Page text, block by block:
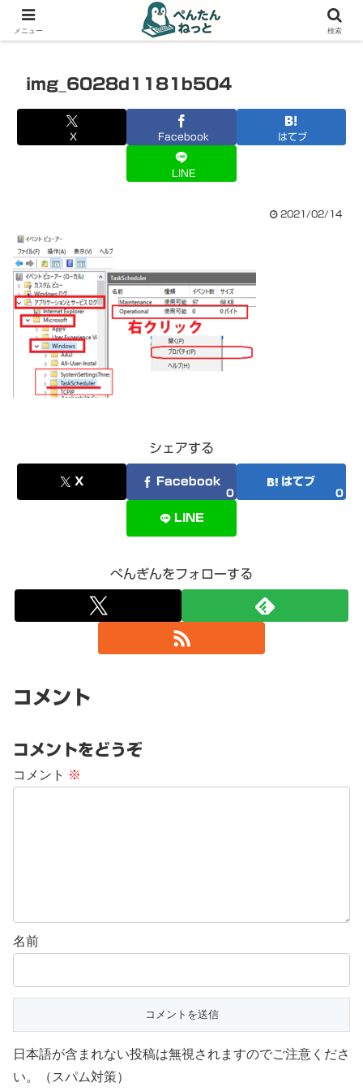
PCやガジェットの備忘録
img_6028d1181b504
X Facebook はてブ
LINE
2021/02/14
シェアする
X Facebook
0
はてブ
0
LINE
ぺんぎんをフォローする
コメント
コメントをどうぞ
コメント ※
名前
日本語が含まれない投稿は無視されますのでご注意くださ
い。（スパム対策）
メニュー 検索